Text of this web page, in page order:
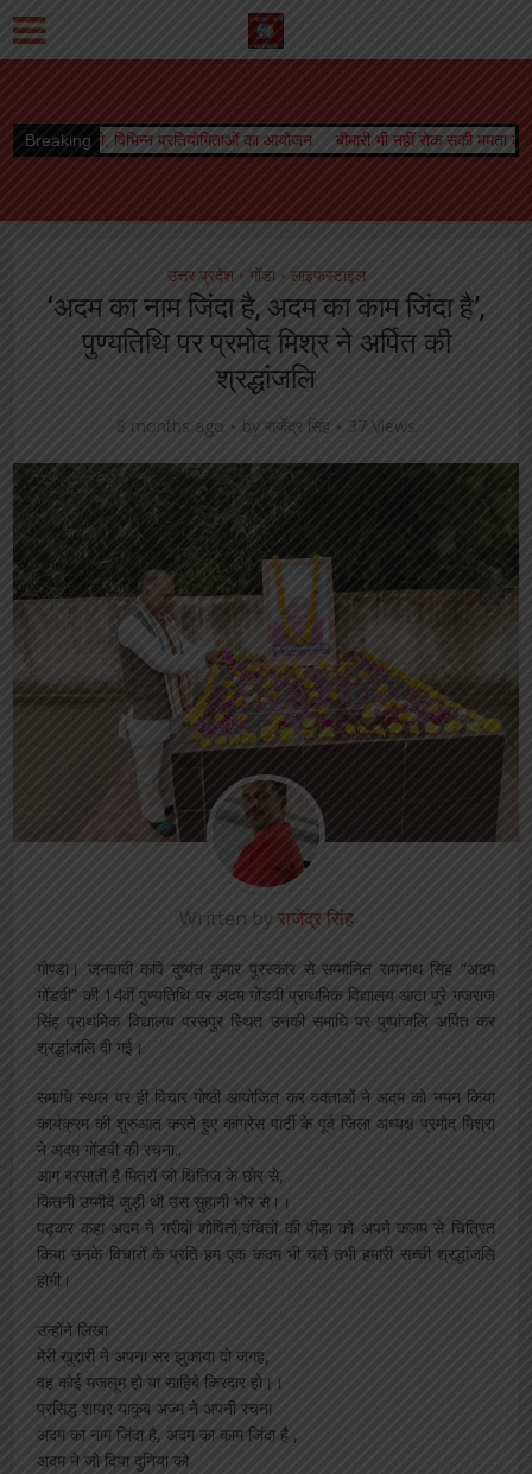
Breaking
प्रतियोगिताओं का आयोजन बीमारी भी नहीं रोक सकी ममता की धारा, जारी रहा स्तनपान
उत्तर प्रदेश • गोंडा • लाइफस्टाइल
‘अदम का नाम जिंदा है, अदम का काम जिंदा है’,
पुण्यतिथि पर प्रमोद मिश्र ने अर्पित की
श्रद्धांजलि
8 months ago by राजेंद्र सिंह 37 Views
Written by राजेंद्र सिंह
गोण्डा। जनवादी कवि दुष्यंत कुमार पुरस्कार से सम्मानित रामनाथ सिंह “अदम
गोंडवी” की 14वीं पुण्यतिथि पर अदम गोंडवी प्राथमिक विद्यालय आटा पूरे गजराज
सिंह प्राथमिक विद्यालय परसपुर स्थित उनकी समाधि पर पुष्पांजलि अर्पित कर
श्रद्धांजलि दी गई।
समाधि स्थल पर ही विचार गोष्ठी आयोजित कर वक्ताओं ने अदम को नमन किया
कार्यक्रम की शुरुआत करते हुए कांग्रेस पार्टी के पूर्व जिला अध्यक्ष प्रमोद मिश्रा
ने अदम गोंडवी की रचना..
आग बरसाती है मित्रों जो क्षितिज के छोर से,
कितनी उम्मीदें जुड़ी थी उस सुहानी भोर से।।
पढ़कर कहा अदम ने गरीबों शोषितों,वंचितों की पीड़ा को अपने कलम से चित्रित
किया उनके विचारों के प्रति हम एक कदम भी चलें तभी हमारी सच्ची श्रद्धांजलि
होगी।
उन्होंने लिखा
मेरी खुद्दारी ने अपना सर झुकाया दो जगह,
वह कोई मजलूम हो या साहिबे किरदार हो।।
प्रसिद्ध शायर याकूब अज्म ने अपनी रचना
अदम का नाम जिंदा है, अदम का काम जिंदा है ,
अदम ने जो दिया दुनिया को